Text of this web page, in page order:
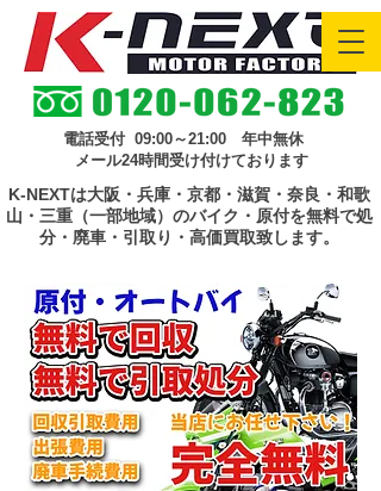
K-NEXTは大阪・兵庫・京都・滋賀・奈良・和歌
山・三重（一部地域）のバイク・原付を無料で処
分・廃車・引取り・高価買取致します。
電話受付 09:00～21:00 年中無休
メール24時間受け付けております